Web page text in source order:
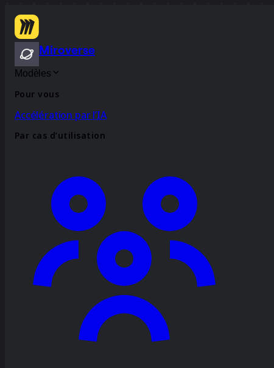
Miroverse
Modèles
Pour vous
Accélération par l’IA
Par cas d’utilisation